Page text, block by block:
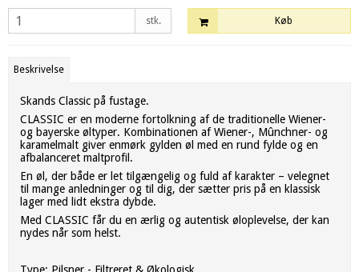
stk. Køb
Beskrivelse
Skands Classic på fustage.
CLASSIC er en moderne fortolkning af de traditionelle Wiener-
og bayerske øltyper. Kombinationen af Wiener-, Mûnchner- og
karamelmalt giver enmørk gylden øl med en rund fylde og en
afbalanceret maltprofil.
En øl, der både er let tilgængelig og fuld af karakter – velegnet
til mange anledninger og til dig, der sætter pris på en klassisk
lager med lidt ekstra dybde.
Med CLASSIC får du en ærlig og autentisk øloplevelse, der kan
nydes når som helst.
Type: Pilsner - Filtreret & Økologisk